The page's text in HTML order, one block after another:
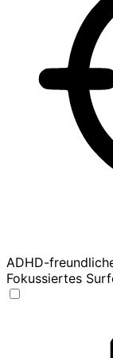
ADHD-
Fokussiertes